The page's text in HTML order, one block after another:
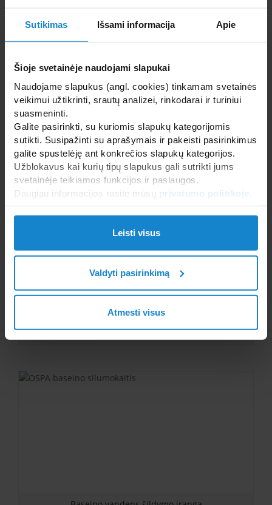
Sutikimas Išsami informacija Apie
Šioje svetainėje naudojami slapukai
Naudojame slapukus (angl. cookies) tinkamam svetainės
veikimui užtikrinti, srautų analizei, rinkodarai ir turiniui
suasmeninti.
Galite pasirinkti, su kuriomis slapukų kategorijomis
sutikti. Susipažinti su aprašymais ir pakeisti pasirinkimus
galite spustelėję ant konkrečios slapukų kategorijos.
Užblokavus kai kurių tipų slapukus gali sutrikti jums
svetainėje teikiamos funkcijos ir paslaugos.
Daugiau informacijos rasite mūsų privatumo politikoje
Leisti visus
Valdyti pasirinkimą
Atmesti visus
Formuojami SPA baseinai
Karkasiniai, surenkami, mediniai baseinai
WELLNESS IR SPA ĮRANGA
SANTECHNIKA, VONIOS ĮRANGA, BALDAI PLYTELĖS
Elecro G2 šilumokaitis